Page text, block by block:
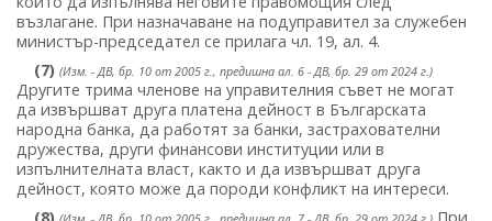
възлагане. При назначаване на подуправител за служебен
министър-председател се прилага чл. 19, ал. 4.
(7) (Изм. - ДВ, бр. 10 от 2005 г., предишна ал. 6 - ДВ, бр. 29 от 2024 г.)
Другите трима членове на управителния съвет не могат
да извършват друга платена дейност в Българската
народна банка, да работят за банки, застрахователни
дружества, други финансови институции или в
изпълнителната власт, както и да извършват друга
дейност, която може да породи конфликт на интереси.
(8)
При